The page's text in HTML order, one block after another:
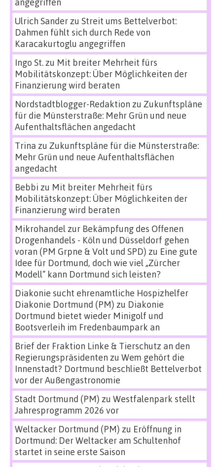
Ulrich Sanderzu Streit ums Bettelverbot:
Dahmen fühlt sich durch Rede von
Karacakurtoglu angegriffen
Ingo St.zu Mit breiter Mehrheit fürs
Mobilitätskonzept: Über Möglichkeiten der
Finanzierung wird beraten
Nordstadtblogger-Redaktion zu Zukunftspläne
für die Münsterstraße: Mehr Grün und neue
Aufenthaltsflächen angedacht
Trina zu Zukunftspläne für die Münsterstraße:
Mehr Grün und neue Aufenthaltsflächen
angedacht
Bebbi zu Mit breiter Mehrheit fürs
Mobilitätskonzept: Über Möglichkeiten der
Finanzierung wird beraten
Mikrohandel zur Bekämpfung des Offenen
Drogenhandels - Köln und Düsseldorf gehen
voran (PM Grpne & Volt und SPD) zu Eine gute
Idee für Dortmund, doch wie viel „Zürcher
Modell“ kann Dortmund sich leisten?
Diakonie sucht ehrenamtliche Hospizhelfer
Diakonie Dortmund (PM) zu Diakonie
Dortmund bietet wieder Minigolf und
Bootsverleih im Fredenbaumpark an
Brief der Fraktion Linke & Tierschutz an den
Regierungspräsidenten zu Wem gehört die
Innenstadt? Dortmund beschließt Bettelverbot
vor der Außengastronomie
Stadt Dortmund (PM) zu Westfalenpark stellt
Jahresprogramm 2026 vor
Weltacker Dortmund (PM) zu Eröffnung in
Dortmund: Der Weltacker am Schultenhof
startet in seine erste Saison